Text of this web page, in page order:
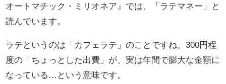
オートマチック・ミリオネア』では、「ラテマネー」と
読んでいます。
ラテというのは「カフェラテ」のことですね。300円程
度の「ちょっとした出費」が、実は年間で膨大な金額に
なっている…という意味です。